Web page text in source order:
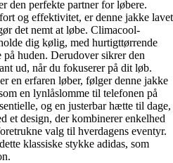
den perfekte partner for løbere.
og effektivitet, er denne jakke lavet
det nemt at løbe. Climacool-
dig kølig, med hurtigttørrende
huden. Derudover sikrer den
ud, når du fokuserer på dit løb.
en erfaren løber, følger denne jakke
en lynlåslomme til telefonen på
og en justerbar hætte til dage,
et design, der kombinerer enkelhed
valg til hverdagens eventyr.
klassiske stykke adidas, som